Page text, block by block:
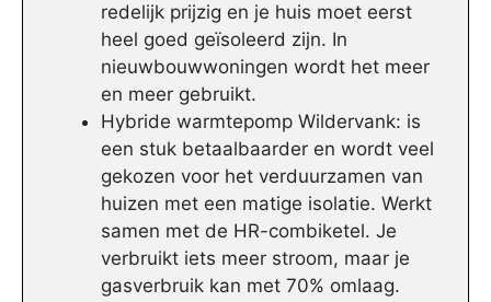
redelijk prijzig en je huis moet eerst
heel goed geïsoleerd zijn. In
nieuwbouwwoningen wordt het meer
en meer gebruikt.
Hybride warmtepomp Wildervank: is
een stuk betaalbaarder en wordt veel
gekozen voor het verduurzamen van
huizen met een matige isolatie. Werkt
samen met de HR-combiketel. Je
verbruikt iets meer stroom, maar je
gasverbruik kan met 70% omlaag.